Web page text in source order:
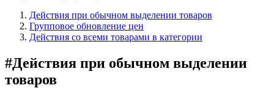
Действия при обычном выделении товаров
Групповое обновление цен
Действия со всеми товарами в категории
#Действия при обычном выделении
товаров